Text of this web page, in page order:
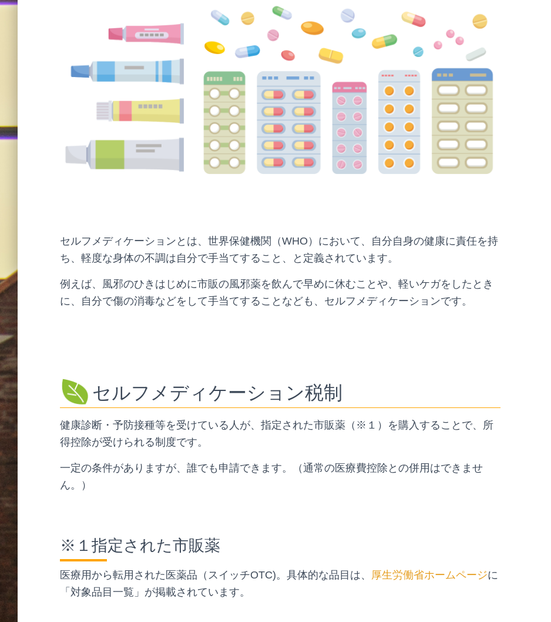
セルフメディケーションとは、世界保健機関（WHO）において、自分自身の健康に責任を持
ち、軽度な身体の不調は自分で手当てすること、と定義されています。
例えば、風邪のひきはじめに市販の風邪薬を飲んで早めに休むことや、軽いケガをしたとき
に、自分で傷の消毒などをして手当てすることなども、セルフメディケーションです。
セルフメディケーション税制
健康診断・予防接種等を受けている人が、指定された市販薬（※１）を購入することで、所
得控除が受けられる制度です。
一定の条件がありますが、誰でも申請できます。（通常の医療費控除との併用はできませ
ん。）
※１指定された市販薬
医療用から転用された医薬品（スイッチOTC)。具体的な品目は、 厚生労働省ホームページに
「対象品目一覧」が掲載されています。